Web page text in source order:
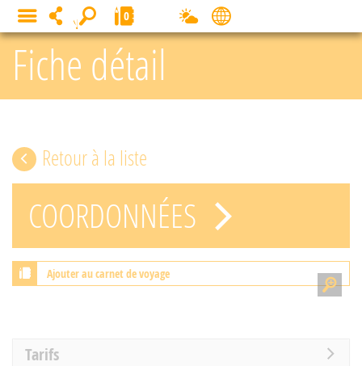
Fiche détail
Retour à la liste
COORDONNÉES
Ajouter au carnet de voyage
Tarifs
MENU 0
Panneau de gestion des cookies